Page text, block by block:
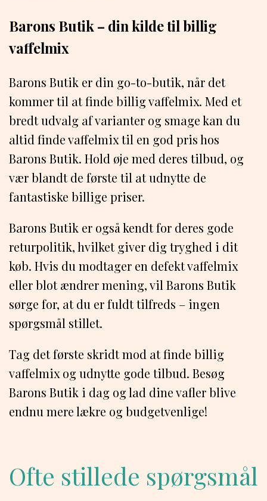
Barons Butik – din kilde til billig
vaffelmix
Barons Butik er din go-to-butik, når det
kommer til at finde billig vaffelmix. Med et
bredt udvalg af varianter og smage kan du
altid finde vaffelmix til en god pris hos
Barons Butik. Hold øje med deres tilbud, og
vær blandt de første til at udnytte de
fantastiske billige priser.
Barons Butik er også kendt for deres gode
returpolitik, hvilket giver dig tryghed i dit
køb. Hvis du modtager en defekt vaffelmix
eller blot ændrer mening, vil Barons Butik
sørge for, at du er fuldt tilfreds – ingen
spørgsmål stillet.
Tag det første skridt mod at finde billig
vaffelmix og udnytte gode tilbud. Besøg
Barons Butik i dag og lad dine vafler blive
endnu mere lækre og budgetvenlige!
Ofte stillede spørgsmål